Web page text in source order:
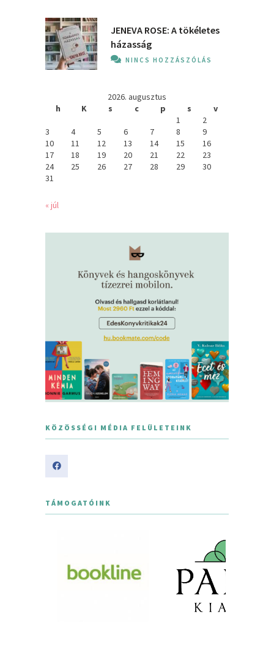
JENEVA ROSE: A ​tökéletes
házasság
NINCS HOZZÁSZÓLÁS
2026. augusztus
h
K s c p s
v
1
2
3
4 5 6 7 8
9
10
11 12 13 14 15
16
17
18 19 20 21 22
23
24
25 26 27 28 29
30
31
« júl
KÖZÖSSÉGI MÉDIA FELÜLETEINK
TÁMOGATÓINK